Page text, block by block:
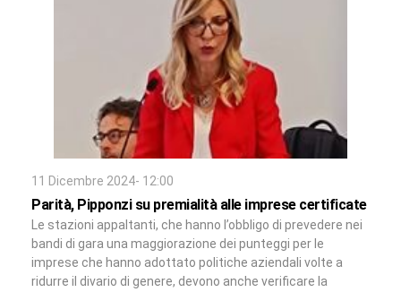
11 Dicembre 2024- 12:00
Parità, Pipponzi su premialità alle imprese certificate
Le stazioni appaltanti, che hanno l’obbligo di prevedere nei
bandi di gara una maggiorazione dei punteggi per le
imprese che hanno adottato politiche aziendali volte a
ridurre il divario di genere, devono anche verificare la